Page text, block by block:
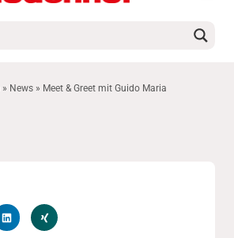
» News » Meet & Greet mit Guido Maria